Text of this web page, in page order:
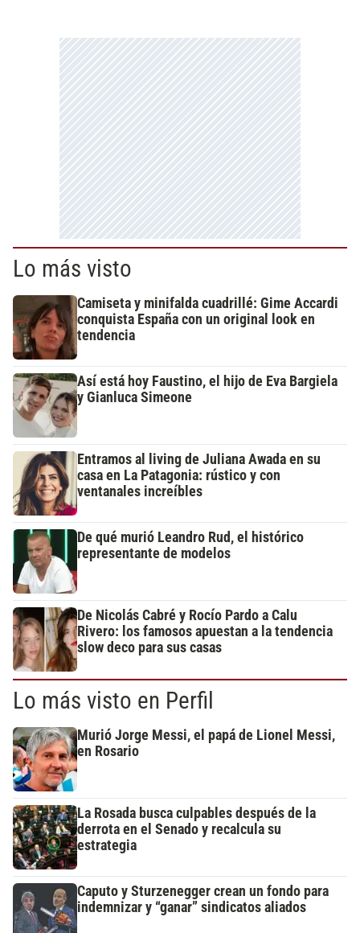
Lo más visto
Camiseta y minifalda cuadrillé: Gime Accardi
conquista España con un original look en
tendencia
Así está hoy Faustino, el hijo de Eva Bargiela
y Gianluca Simeone
Entramos al living de Juliana Awada en su
casa en La Patagonia: rústico y con
ventanales increíbles
De qué murió Leandro Rud, el histórico
representante de modelos
De Nicolás Cabré y Rocío Pardo a Calu
Rivero: los famosos apuestan a la tendencia
slow deco para sus casas
Lo más visto en Perfil
Murió Jorge Messi, el papá de Lionel Messi,
en Rosario
La Rosada busca culpables después de la
derrota en el Senado y recalcula su
estrategia
Caputo y Sturzenegger crean un fondo para
indemnizar y “ganar” sindicatos aliados